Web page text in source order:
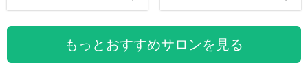
もっとおすすめサロンを見る